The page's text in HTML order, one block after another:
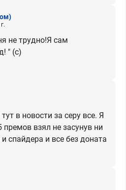
не трудно!Я сам
" (с)
в новости за серу все. Я
взял не засунув ни
спайдера и все без доната